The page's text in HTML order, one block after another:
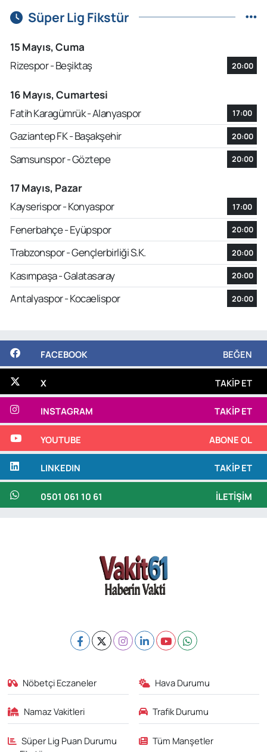
Süper Lig Fikstür
15 Mayıs, Cuma
Rizespor - Beşiktaş
20:00
16 Mayıs, Cumartesi
Fatih Karagümrük - Alanyaspor
17:00
Gaziantep FK - Başakşehir 20:00
Samsunspor - Göztepe 20:00
17 Mayıs, Pazar
Kayserispor - Konyaspor
17:00
Fenerbahçe - Eyüpspor 20:00
Trabzonspor - Gençlerbirliği S.K. 20:00
Kasımpaşa - Galatasaray 20:00
Antalyaspor - Kocaelispor 20:00
FACEBOOK BEĞEN
X TAKIP ET
INSTAGRAM TAKIP ET
YOUTUBE ABONE OL
LINKEDIN TAKIP ET
0501 061 10 61 İLETIŞIM
Nöbetçi Eczaneler Hava Durumu
Namaz Vakitleri Trafik Durumu
Süper Lig Puan Durumu
Tüm Manşetler